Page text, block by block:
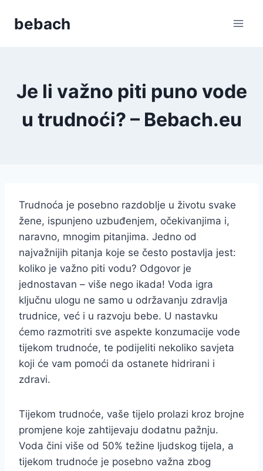
bebach
Je li važno piti puno vode
u trudnoći? – Bebach.eu
Trudnoća je posebno razdoblje u životu svake
žene, ispunjeno uzbuđenjem, očekivanjima i,
naravno, mnogim pitanjima. Jedno od
najvažnijih pitanja koje se često postavlja jest:
koliko je važno piti vodu? Odgovor je
jednostavan – više nego ikada! Voda igra
ključnu ulogu ne samo u održavanju zdravlja
trudnice, već i u razvoju bebe. U nastavku
ćemo razmotriti sve aspekte konzumacije vode
tijekom trudnoće, te podijeliti nekoliko savjeta
koji će vam pomoći da ostanete hidrirani i
zdravi.
Tijekom trudnoće, vaše tijelo prolazi kroz brojne
promjene koje zahtijevaju dodatnu pažnju.
Voda čini više od 50% težine ljudskog tijela, a
tijekom trudnoće je posebno važna zbog